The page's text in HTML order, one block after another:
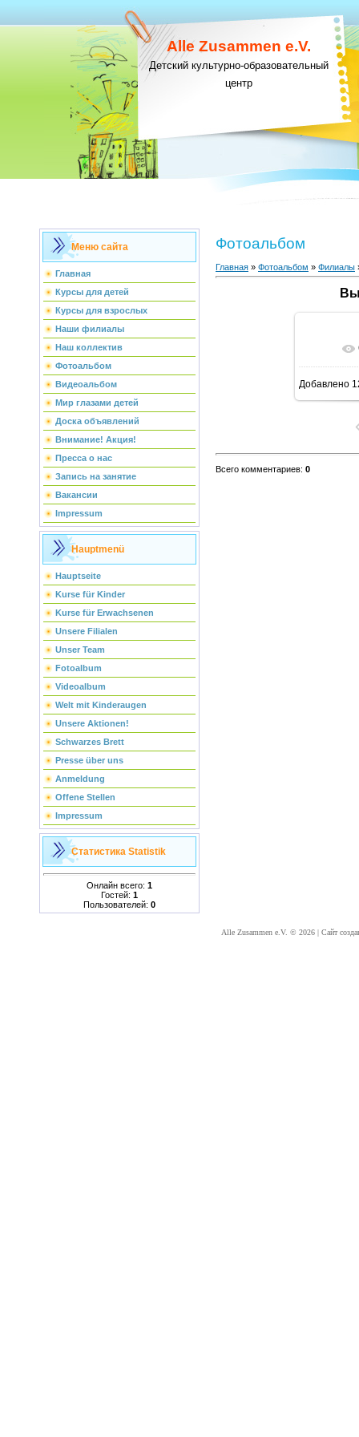
Alle Zusammen e.V.
Детский культурно-образовательный
центр
Меню сайта
Главная
Курсы для детей
Курсы для взрослых
Наши филиалы
Наш коллектив
Фотоальбом
Видеоальбом
Мир глазами детей
Доска объявлений
Внимание! Акция!
Пресса о нас
Запись на занятие
Вакансии
Impressum
Hauptmenü
Hauptseite
Kurse für Kinder
Kurse für Erwachsenen
Unsere Filialen
Unser Team
Fotoalbum
Videoalbum
Welt mit Kinderaugen
Unsere Aktionen!
Schwarzes Brett
Presse über uns
Anmeldung
Offene Stellen
Impressum
Статистика Statistik
Онлайн всего: 1
Гостей: 1
Пользователей: 0
Фотоальбом
Главная » Фотоальбом » Филиалы
В
Добавлено
Всего комментариев: 0
Alle Zusammen e.V. © 2026 | Сайт